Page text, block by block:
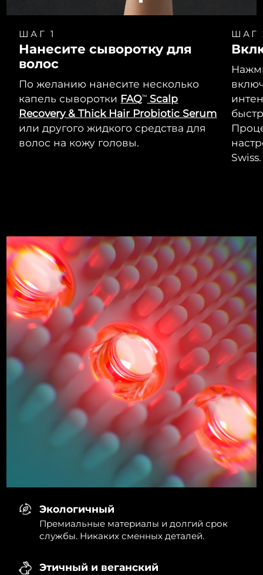
ШАГ 1
Нанесите сыворотку для
волос
По желанию нанесите несколько
капель сыворотки FAQTM
Scalp
Recovery & Thick Hair Probiotic Serum
или другого жидкого средства для
волос на кожу головы.
ШАГ
Экологичный
Премиальные материалы и долгий срок
службы. Никаких сменных деталей.
Этичный и веганский